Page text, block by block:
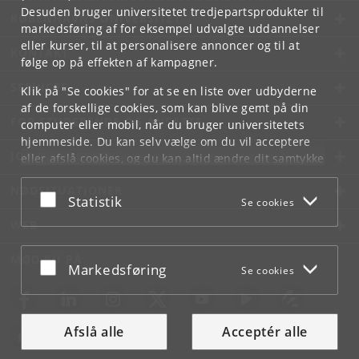
Desuden bruger universitetet tredjepartsprodukter til
markedsføring af for eksempel udvalgte uddannelser
eller kurser, til at personalisere annoncer og til at
følge op på effekten af kampagner.
Klik på "Se cookies" for at se en liste over udbyderne
af de forskellige cookies, som kan blive gemt på din
computer eller mobil, når du bruger universitetets
hjemmeside. Du kan selv vælge om du vil acceptere
eller afslå cookies, og du kan altid ændre dit samtykke
underCookie- og privatlivspolitiksom du finder i
bunden af hver side.
Acceptér eller afslå
Statistik Se cookies
Acceptér eller afslå
Markedsføring Se cookies
Afslå alle Acceptér alle
KØBENHAVNS UNIVERSITET
KONTAKT
SERVICES
FOR STUDERENDE OG ANSATTE
JOB OG KARRIERE
NØDSITUATIONER
WEB
MØD KU PÅ